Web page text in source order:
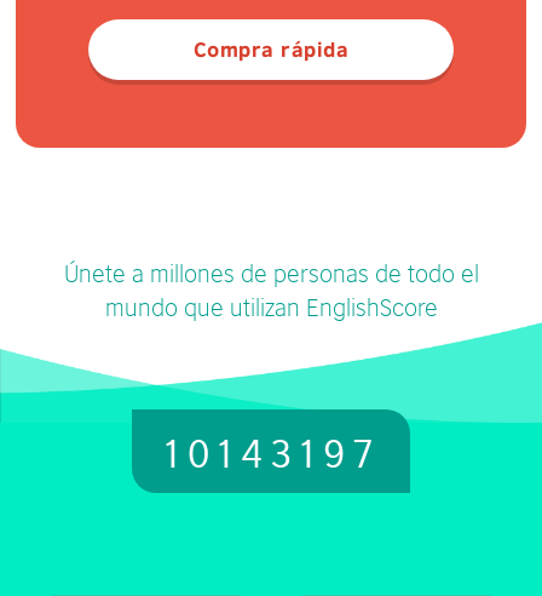
Compra rápida
Únete a millones de personas de todo el
mundo que utilizan EnglishScore
10143197